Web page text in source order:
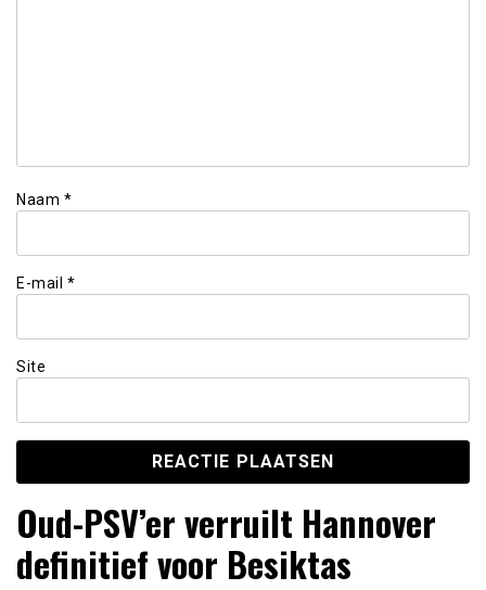
Naam *
E-mail *
Site
Oud-PSV’er verruilt Hannover
definitief voor Besiktas